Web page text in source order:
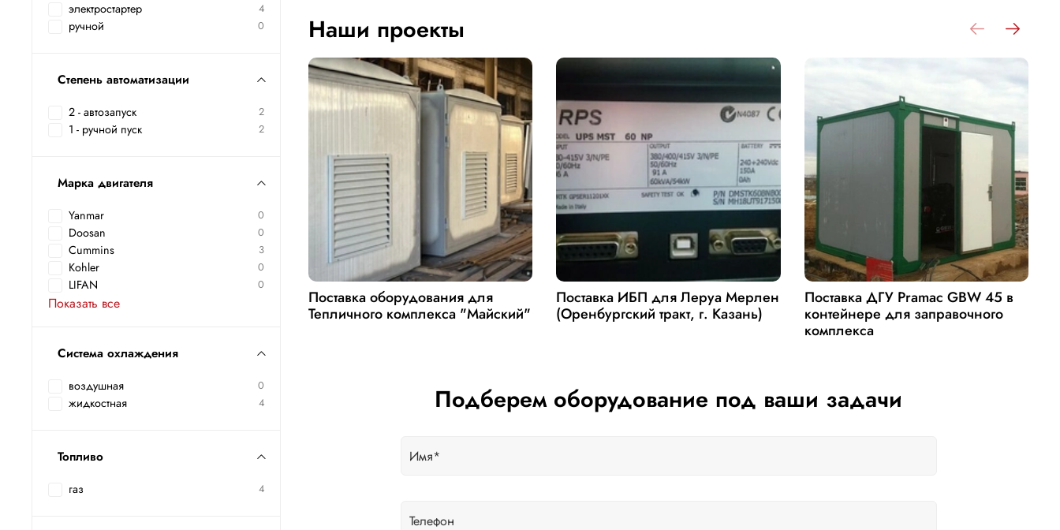
Наши проекты
Поставка оборудования для
Тепличного комплекса "Майский"
Поставка ИБП для Леруа Мерлен
(Оренбургский тракт, г. Казань)
Поставка ДГУ Pramac GBW 45 в
контейнере для заправочного
комплекса
Подберем оборудование под ваши задачи
электростартер 4
ручной 0
Степень автоматизации
2 - автозапуск 2
1 - ручной пуск 2
Марка двигателя
Yanmar 0
Doosan 0
Cummins 3
Kohler 0
LIFAN 0
Показать все
Система охлаждения
воздушная 0
жидкостная 4
Топливо
газ 4